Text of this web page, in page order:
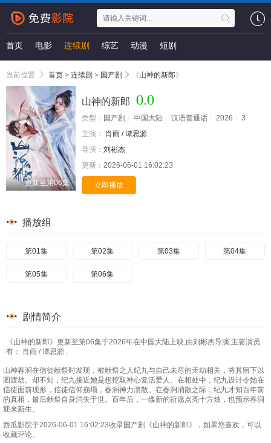
首页 电影 连续剧 综艺 动漫 短剧
当前位置 首页 > 连续剧 > 国产剧 《山神的新郎》
更新至第06集
山神的新郎 0.0
类型： 国产剧 中国大陆 汉语普通话 2026
3
主演：
肖雨 / 谭思源
导演： 刘彬杰
更新： 2026-06-01 16:02:23
立即播放
播放组
第01集 第02集 第03集 第04集
第05集 第06集
剧情简介
《山神的新郎》更新至第06集于2026年在中国大陆上映,由刘彬杰导演,主要演员
有： 肖雨 / 谭思源 .
山神春涧在信徒献祭时发现，被献祭之人纪九与自己未尽的天劫相关，将其留下以
图渡劫。却不知，纪九接近她是想挖取神心复活爱人。在相处中，纪九设计令她在
信徒面前现形，信徒信仰崩塌，春涧神力溃散。在春涧消散之际，纪九才知百年前
的真相，最后献祭自身消失于世。百年后，一缕新的祈愿点亮十方烛，也预示春涧
迎来新生。
西瓜影院于2026-06-01 16:02:23收录国产剧《山神的新郎》，如果您喜欢，可以
收藏评论。